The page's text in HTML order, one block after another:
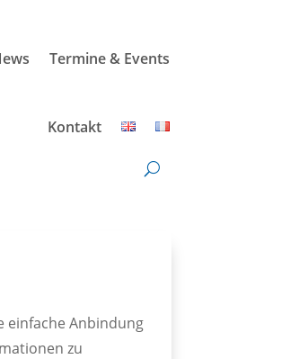
Termine & Events
Kontakt
einfache Anbindung
zu